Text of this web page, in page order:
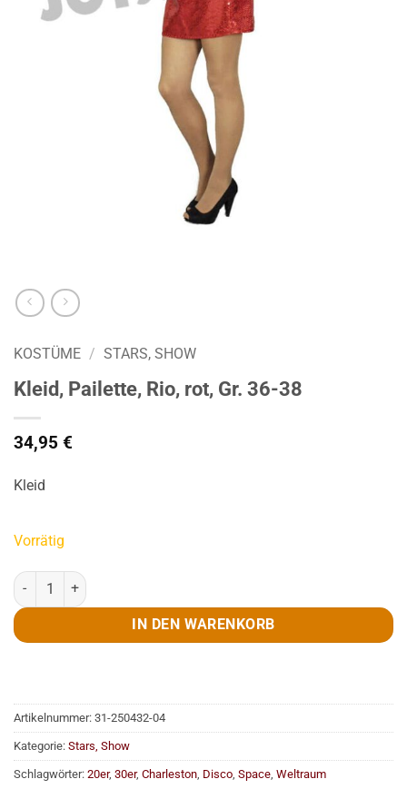
KOSTÜME / STARS, SHOW
Kleid, Pailette, Rio, rot, Gr. 36-38
34,95 €
Kleid
Vorrätig
Kleid, Pailette, Rio, rot, Gr. 36-38 Menge
IN DEN WARENKORB
Artikelnummer: 31-250432-04
Kategorie: Stars, Show
Schlagwörter: 20er, 30er, Charleston Disco Space Weltraum